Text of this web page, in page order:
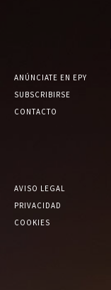
ANÚNCIATE EN EPY
SUBSCRIBIRSE
CONTACTO
AVISO LEGAL
PRIVACIDAD
COOKIES